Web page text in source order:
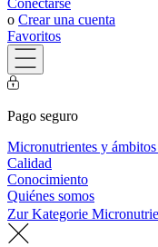
Conectarse
o Crear una cuenta
Favoritos
Pago seguro
Micronutrientes y
Calidad
Conocimiento
Quiénes somos
Zur Kategorie